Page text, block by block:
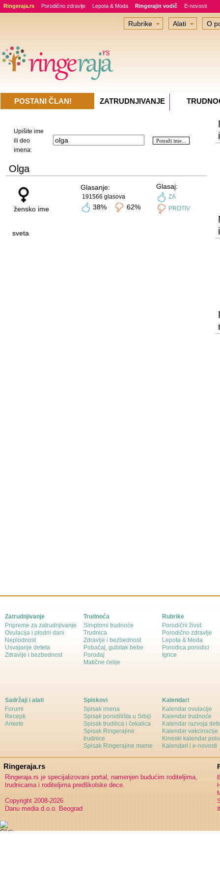
Ringeraja.rs Porodično zdravlje Lepota & Moda Ringerajin vodič E-novosti
Upišite ime
ili deo
imena:
Olga
žensko ime
Glasanje:
191566 glasova
38% 62%
Glasaj:
ZA
PROTIV
sveta
Rubrike Alati O
POSTANI ČLAN! ZATRUDNJIVANJE
Zatrudnjivanje
Pripreme za zatrudnjivanje
Ovulacija i plodni dani
Neplodnost
Usvajanje deteta
Zdravlje i bezbednost
Trudnoća
Simptomi trudnoće
Trudnica
Zdravlje i bezbednost
Pobačaj, gubitak bebe
Porođaj
Matične ćelije
Rubrike
Porodični život
Porodično zdravlje
Lepota & Moda
Porodica porodici
Igrice
Sadržaji i alati
Forumi
Recepti
Ankete
Spiskovi
Spisak imena
Spisak porodilišta u Srbiji
Spisak trudilica i čekalica
Spisak Ringerajine
trudnice
Spisak Ringerajine mame
Kalendari
Kalendar ovulacije
Kalendar trudnoće
Kalendar razvoja
Kalendar vakcinacije
Kineski kalendar
Kalendari i e-novosti
Ringeraja.rs
Ringeraja.rs je specijalizovani portal, namenjen budućim roditeljima,
trudnicama i roditeljima predškolske dece.
Copyright 2008-2026
Danu media d.o.o. Beograd